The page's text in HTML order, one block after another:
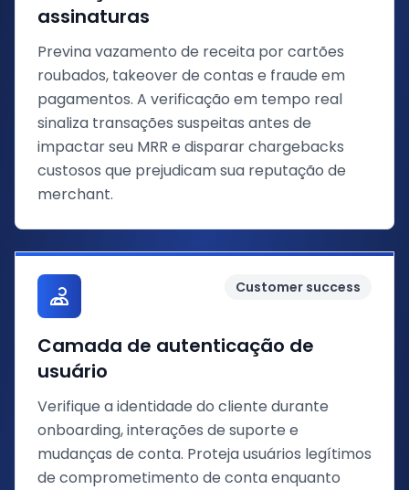
assinaturas
Previna vazamento de receita por cartões
roubados, takeover de contas e fraude em
pagamentos. A verificação em tempo real
sinaliza transações suspeitas antes de
impactar seu MRR e disparar chargebacks
custosos que prejudicam sua reputação de
merchant.
Customer success
Camada de autenticação de
usuário
Verifique a identidade do cliente durante
onboarding, interações de suporte e
mudanças de conta. Proteja usuários legítimos
de comprometimento de conta enquanto